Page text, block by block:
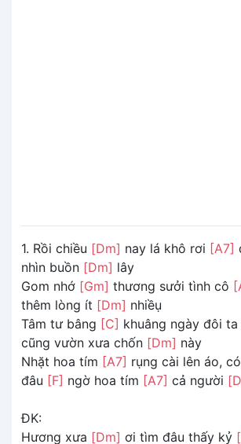
1. Rồi chiều [Dm] nay lá khô rơi [A7]
nhìn buồn [Dm] lây
Gom nhớ [Gm] thương sưởi tình cô
thêm lòng ít [Dm] nhiềụ
Tâm tư bâng [C] khuâng ngày đôi ta
cũng vườn xưa chốn [Dm] này
Nhặt hoa tím [A7] rụng cài lên áo,
đâu [F] ngờ hoa tím [A7] cả người
ĐK:
Hương xưa [Dm] ơi tìm đâu thấy kỷ